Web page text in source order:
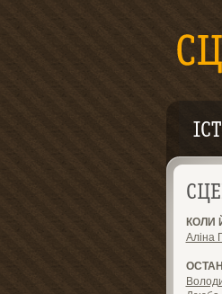
КОЛИ
Аліна